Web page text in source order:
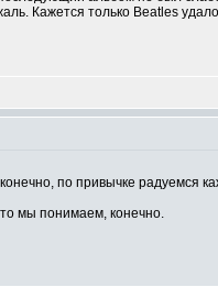
Кажется только Beatles
по привычке радуемся
мы понимаем, конечно.